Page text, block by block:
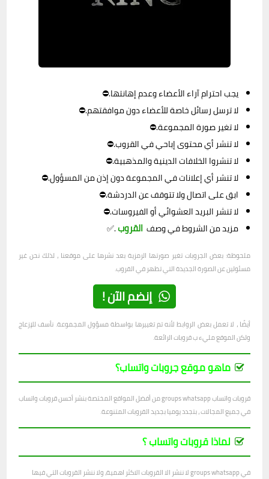
يجب احترام آراء الأعضاء وعدم إهانتها.⛔
لا ترسل رسائل خاصة للأعضاء دون موافقتهم.⛔
لا تغير صورة المجموعة.⛔
لا تنشر أي محتوى إباحي في القروب.⛔
لا تنشروا الخلافات الدينية والمذهبية.⛔
لا تنشر أي إعلانات في المجموعة دون إذن من المسؤول.⛔
ابق على اتصال ولا تتوقف عن الدردشة.⛔
لا تنشر البريد العشوائي أو الفيروسات.⛔
مزيد من الشروط في وصف القروب.✅
ملحوظة: بعض الجروبات تغير صورتها الرمزية بعد نشرها على موقعنا ، لذلك نحن غير
مسئولين عن الصورة الجديدة التي تظهر في القروب.
إنضم الآن !
أيضًا ، لا تعمل بعض الروابط لأنه تم تغييرها بواسطة مسؤول المجموعة. نأسف للإزعاج
ولكن الموقع مليء ب قروبات الرائعة.
ماهو موقع جروبات واتساب؟
قروبات واتساب groups whatsapp من أفضل المواقع المختصة بنشر أحسن قروبات واتساب
في جميع المجالات ، بتجدد يوميا بجديد القروبات المتنوعة.
لماذا قروبات واتساب ؟
في groups whatsapp لا ننشر الا القروبات الاكثر اهمية، ولا ننشر القروبات التي فيها